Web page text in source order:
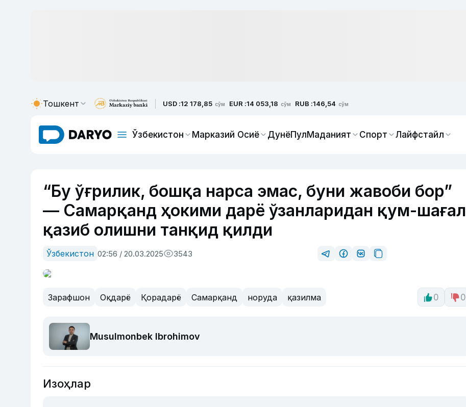
Тошкент USD :12 178,85 сўм EUR :14 053,18 сўм RUB :146,54 сўм
Ўзбекистон Марказий Осиё ДунёПулМаданият Спорт Лайфстайл
“Бу ўғрилик, бошқа нарса эмас, буни жавоби бор”
— Самарқанд ҳокими дарё ўзанларидан қум-шағал
қазиб олишни танқид қилди
Ўзбекистон 02:56 / 20.03.2025 3543
Зарафшон Оқдарё Қорадарё Самарқанд норуда қазилма 0 0
Musulmonbek Ibrohimov
Изоҳлар